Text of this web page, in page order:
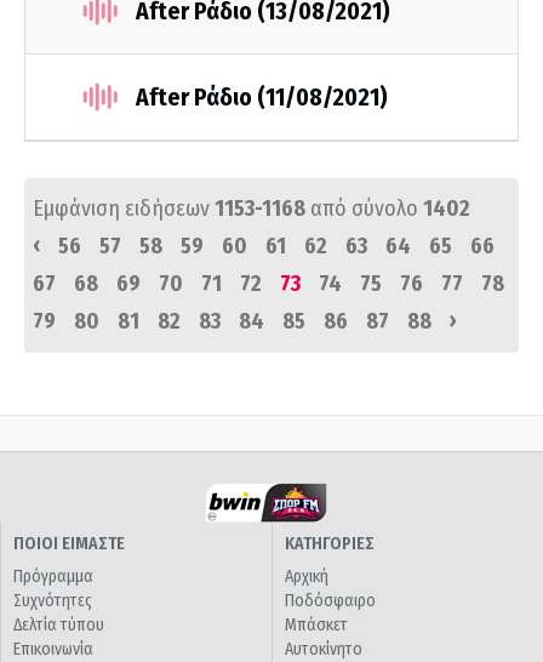
After Ράδιο (13/08/2021)
After Ράδιο (11/08/2021)
Εμφάνιση ειδήσεων1153-1168 από σύνολο 1402
‹
56 57 58 59 60 61 62 63 64 65
66
67
68 69 70 71 72 73 74 75 76 77
78
79
80 81 82 83 84 85 86 87 88 ›
ΠΟΙΟΙ ΕΙΜΑΣΤΕ
Πρόγραμμα
Συχνότητες
Δελτία τύπου
Επικοινωνία
ΚΑΤΗΓΟΡΙΕΣ
Αρχική
Ποδόσφαιρο
Μπάσκετ
Αυτοκίνητο